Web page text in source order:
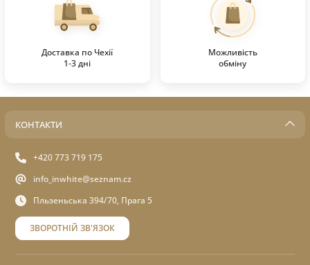
Доставка по Чехії
1-3 дні
Можливість
обміну
КОНТАКТИ
+420 773 719 175
info_inwhite@seznam.cz
Пльзеньська 394/70, Прага 5
ЗВОРОТНІЙ ЗВ'ЯЗОК